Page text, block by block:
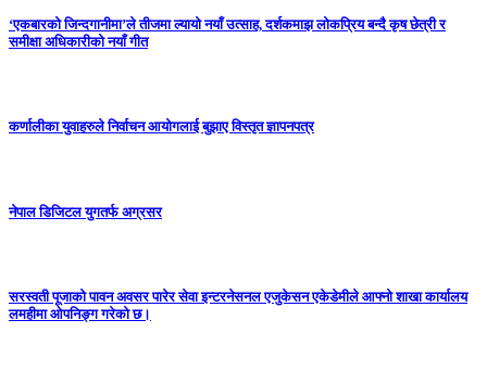
‘एकबारको जिन्दगानीमा’ले तीजमा ल्यायो नयाँ उत्साह, दर्शकमाझ लोकप्रिय बन्दै कृष छेत्री र
समीक्षा अधिकारीको नयाँ गीत
कर्णालीका युवाहरुले निर्वाचन आयोगलाई बुझाए विस्तृत ज्ञापनपत्र
नेपाल डिजिटल युगतर्फ अग्रसर
सरस्वती पूजाको पावन अवसर पारेर सेवा इन्टरनेसनल एजुकेसन एकेडेमीले आफ्नो शाखा कार्यालय
लमहीमा ओपनिङ्ग गरेको छ।